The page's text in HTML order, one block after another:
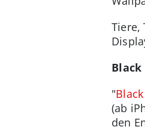
Tiere,
"
(ab
den